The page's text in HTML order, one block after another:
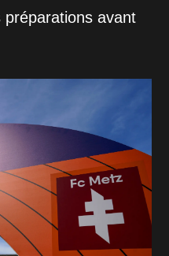
préparations avant